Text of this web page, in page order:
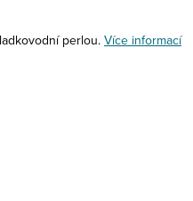
perlou. Více informací